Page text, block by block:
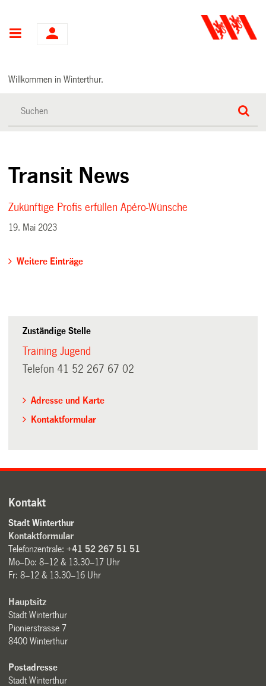
Hauptnavigation
Willkommen in Winterthur.
Transit News
Zukünftige Profis erfüllen Apéro-Wünsche
19. Mai 2023
Weitere Einträge
Zuständige Stelle
Training Jugend
Telefon 41 52 267 67 02
Adresse und Karte
Kontaktformular
Kontakt
Stadt Winterthur
Kontaktformular
Telefonzentrale:+41 52 267 51 51
Mo–Do: 8–12 & 13.30–17 Uhr
Fr: 8–12 & 13.30–16 Uhr
Hauptsitz
Stadt Winterthur
Pionierstrasse 7
8400 Winterthur
Postadresse
Stadt Winterthur